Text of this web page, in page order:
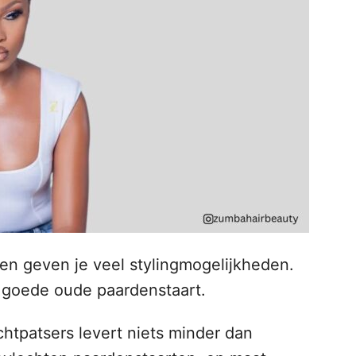
geven je veel stylingmogelijkheden.
oude paardenstaart.
levert niets minder dan